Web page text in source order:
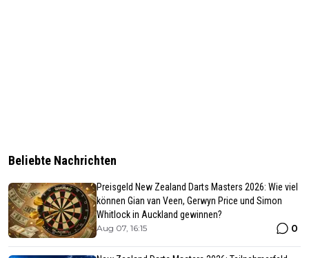
Beliebte Nachrichten
Preisgeld New Zealand Darts Masters 2026: Wie viel
können Gian van Veen, Gerwyn Price und Simon
Whitlock in Auckland gewinnen?
Aug 07, 16:15 0